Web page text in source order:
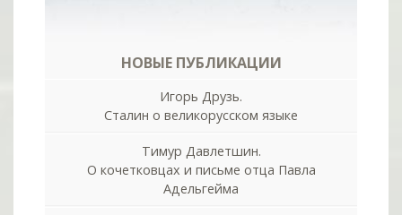
НОВЫЕ ПУБЛИКАЦИИ
Игорь Друзь.
Сталин о великорусском языке
Тимур Давлетшин.
О кочетковцах и письме отца Павла
Адельгейма